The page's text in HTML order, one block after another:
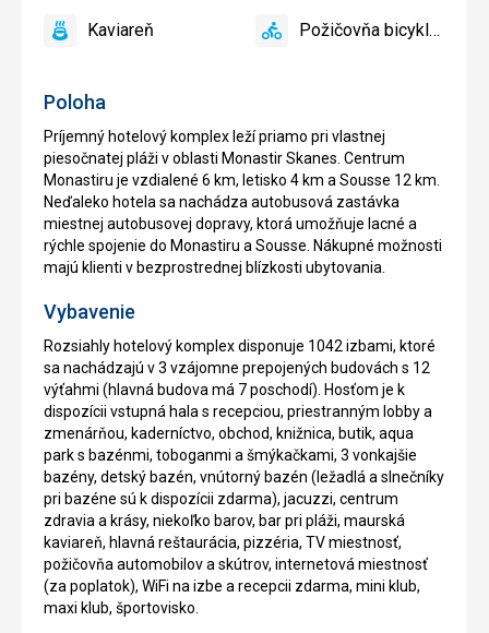
Poloha
Príjemný hotelový komplex leží priamo pri vlastnej
piesočnatej pláži v oblasti Monastir Skanes. Centrum
Monastiru je vzdialené 6 km, letisko 4 km a Sousse 12 km.
Neďaleko hotela sa nachádza autobusová zastávka
miestnej autobusovej dopravy, ktorá umožňuje lacné a
rýchle spojenie do Monastiru a Sousse. Nákupné možnosti
majú klienti v bezprostrednej blízkosti ubytovania.
Vybavenie
Rozsiahly hotelový komplex disponuje 1042 izbami, ktoré
sa nachádzajú v 3 vzájomne prepojených budovách s 12
výťahmi (hlavná budova má 7 poschodí). Hosťom je k
dispozícii vstupná hala s recepciou, priestranným lobby a
zmenárňou, kaderníctvo, obchod, knižnica, butik, aqua
park s bazénmi, toboganmi a šmýkačkami, 3 vonkajšie
bazény, detský bazén, vnútorný bazén (ležadlá a slnečníky
pri bazéne sú k dispozícii zdarma), jacuzzi, centrum
zdravia a krásy, niekoľko barov, bar pri pláži, maurská
kaviareň, hlavná reštaurácia, pizzéria, TV miestnosť,
požičovňa automobilov a skútrov, internetová miestnosť
(za poplatok), WiFi na izbe a recepcii zdarma, mini klub,
maxi klub, športovisko.
KaviareňKaviareň
áno
Požičovňa
Požičovňa bicyklov
áno